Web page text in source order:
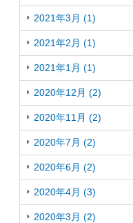
2021年3月 (1)
2021年2月 (1)
2021年1月 (1)
2020年12月 (2)
2020年11月 (2)
2020年7月 (2)
2020年6月 (2)
2020年4月 (3)
2020年3月 (2)